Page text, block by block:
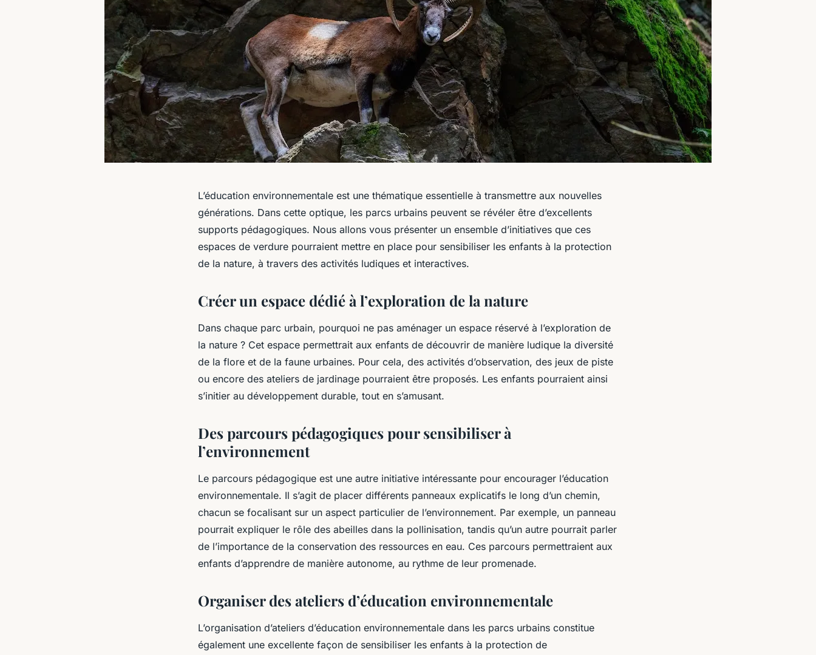
L’éducation environnementale est une thématique essentielle à transmettre aux nouvelles
générations. Dans cette optique, les parcs urbains peuvent se révéler être d’excellents
supports pédagogiques. Nous allons vous présenter un ensemble d’initiatives que ces
espaces de verdure pourraient mettre en place pour sensibiliser les enfants à la protection
de la nature, à travers des activités ludiques et interactives.
Créer un espace dédié à l’exploration de la nature
Dans chaque parc urbain, pourquoi ne pas aménager un espace réservé à l’exploration de
la nature ? Cet espace permettrait aux enfants de découvrir de manière ludique la diversité
de la flore et de la faune urbaines. Pour cela, des activités d’observation, des jeux de piste
ou encore des ateliers de jardinage pourraient être proposés. Les enfants pourraient ainsi
s’initier au développement durable, tout en s’amusant.
Des parcours pédagogiques pour sensibiliser à
l’environnement
Le parcours pédagogique est une autre initiative intéressante pour encourager l’éducation
environnementale. Il s’agit de placer différents panneaux explicatifs le long d’un chemin,
chacun se focalisant sur un aspect particulier de l’environnement. Par exemple, un panneau
pourrait expliquer le rôle des abeilles dans la pollinisation, tandis qu’un autre pourrait parler
de l’importance de la conservation des ressources en eau. Ces parcours permettraient aux
enfants d’apprendre de manière autonome, au rythme de leur promenade.
Organiser des ateliers d’éducation environnementale
L’organisation d’ateliers d’éducation environnementale dans les parcs urbains constitue
également une excellente façon de sensibiliser les enfants à la protection de